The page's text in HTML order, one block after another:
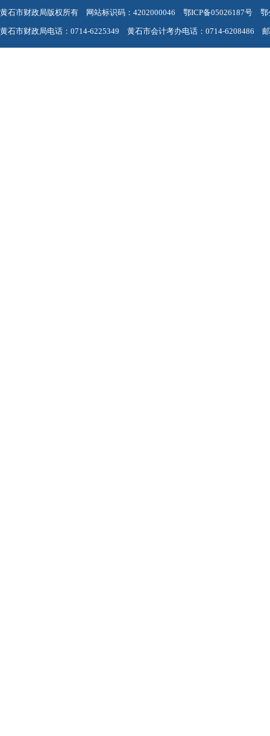
黄石市财政局版权所有 网站标识码：4202000046 鄂ICP备05026187号 鄂
黄石市财政局电话：0714-6225349 黄石市会计考办电话：0714-6208486